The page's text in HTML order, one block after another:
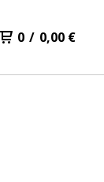
0 / 0,00 €